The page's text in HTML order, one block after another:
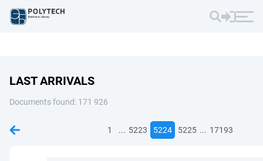
LAST ARRIVALS
Documents found: 171 926
1 ... 5223 5224 5225 ... 17193